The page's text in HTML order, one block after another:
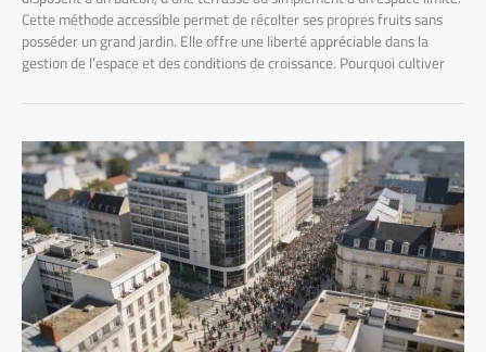
Cette méthode accessible permet de récolter ses propres fruits sans
posséder un grand jardin. Elle offre une liberté appréciable dans la
gestion de l’espace et des conditions de croissance. Pourquoi cultiver